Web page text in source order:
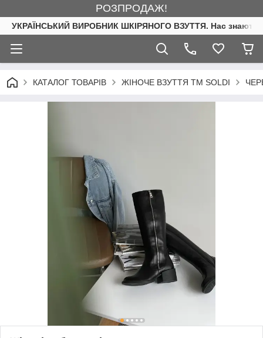
РОЗПРОДАЖ!
УКРАЇНСЬКИЙ ВИРОБНИК ШКІРЯНОГО ВЗУТТЯ. Нас знають.
КАТАЛОГ ТОВАРІВ ЖІНОЧЕ ВЗУТТЯ ТМ SOLDI